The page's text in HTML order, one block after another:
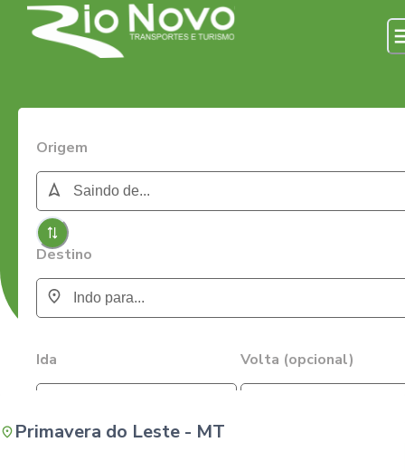
Origem
Destino
Ida Volta (opcional)
Primavera do Leste - MT